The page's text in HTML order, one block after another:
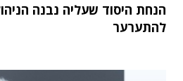
הנחת היסוד שעליה נבנה
להתערער